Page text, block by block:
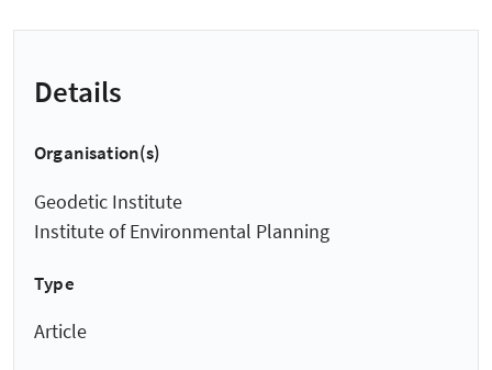
Details
Organisation(s)
Geodetic Institute
Institute of Environmental Planning
Type
Article